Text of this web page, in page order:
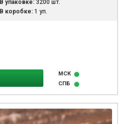
В упаковке:3200 шт.
В коробке:1 уп.
МСК
СПБ